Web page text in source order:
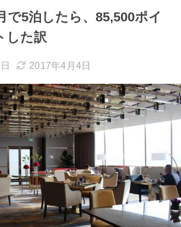
で5泊したら、85,500ポイ
した訳
2017年4月4日